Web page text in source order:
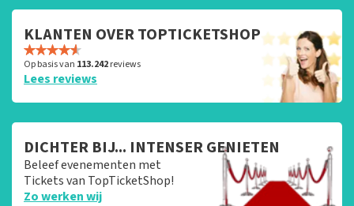
KLANTEN OVER TOPTICKETSHOP
Op basis van 113.242reviews
Lees reviews
DICHTER BIJ... INTENSER GENIETEN
Beleef evenementen met
Tickets van TopTicketShop!
Zo werken wij